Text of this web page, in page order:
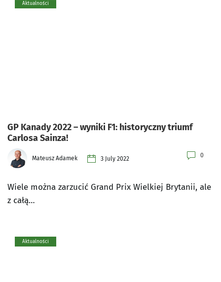
Aktualności
GP Kanady 2022 – wyniki F1: historyczny triumf
Carlosa Sainza!
Mateusz Adamek 3 July 2022 0
Wiele można zarzucić Grand Prix Wielkiej Brytanii, ale
z całą…
Aktualności